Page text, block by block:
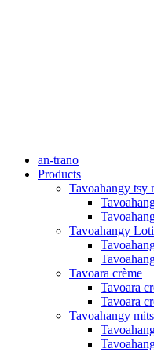
an-trano
Products
Tavoahangy tsy
Tavoahangy
Tavoara crème
Tavoara
Tavoara
Tavoahangy